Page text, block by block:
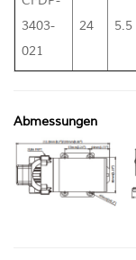
3403-
021
24 5.5
Abmessungen